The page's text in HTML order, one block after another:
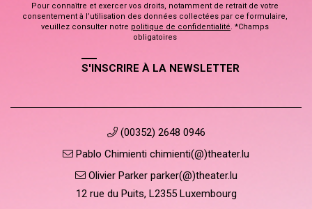
Pour connaître et exercer vos droits, notamment de retrait de votre
consentement à l’utilisation des données collectées par ce formulaire,
veuillez consulter notre politique de confidentialité. *Champs
obligatoires
S'INSCRIRE À LA NEWSLETTER
(00352) 2648 0946
Pablo Chimienti chimienti(@)theater.lu
Olivier Parker parker(@)theater.lu
12 rue du Puits, L2355 Luxembourg